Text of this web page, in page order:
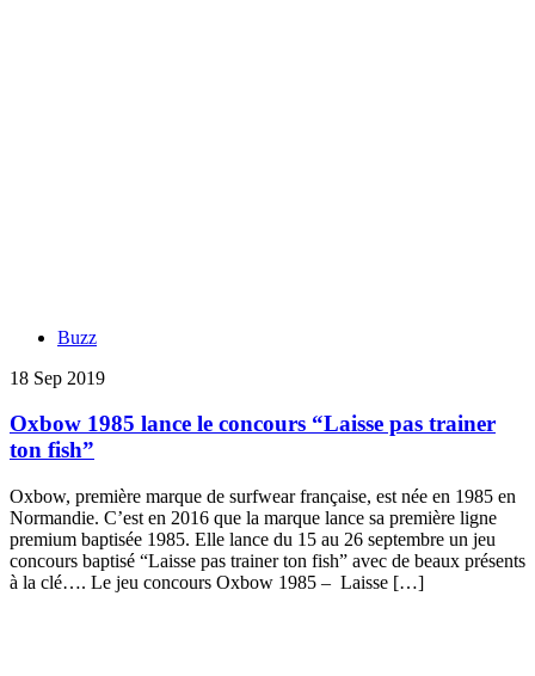
Buzz
18 Sep 2019
Oxbow 1985 lance le concours “Laisse pas trainer
ton fish”
Oxbow, première marque de surfwear française, est née en 1985 en
Normandie. C’est en 2016 que la marque lance sa première ligne
premium baptisée 1985. Elle lance du 15 au 26 septembre un jeu
concours baptisé “Laisse pas trainer ton fish” avec de beaux présents
à la clé…. Le jeu concours Oxbow 1985 – Laisse […]